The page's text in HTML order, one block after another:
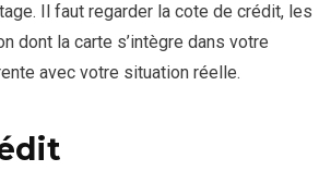
Il faut regarder la cote de crédit, les
dont la carte s’intègre dans votre
avec votre situation réelle.